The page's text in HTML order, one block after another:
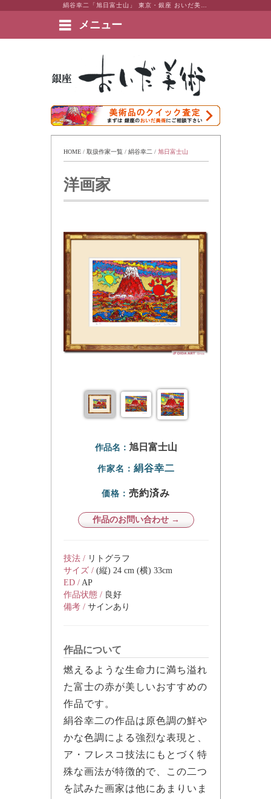
メニュー
絵画など美術品の販売と買取 | 東京・銀座 おいだ美術
HOME / 取扱作家一覧 / 絹谷幸二 / 旭日富士山
洋画家
作品名： 旭日富士山
作家名： 絹谷幸二
価格： 売約済み
作品のお問い合わせ →
技法 / リトグラフ
サイズ / (縦) 24 cm (横) 33cm
ED / AP
作品状態 / 良好
備考 / サインあり
作品について
燃えるような生命力に満ち溢れ
た富士の赤が美しいおすすめの
作品です。
絹谷幸二の作品は原色調の鮮や
かな色調による強烈な表現と、
ア・フレスコ技法にもとづく特
殊な画法が特徴的で、この二つ
を試みた画家は他にあまりいま